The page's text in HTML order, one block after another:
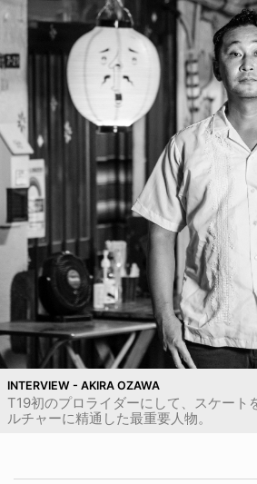
INTERVIEW - AKIRA OZAWA
T19初のプロライダーにして、スケート
ルチャーに精通した最重要人物。